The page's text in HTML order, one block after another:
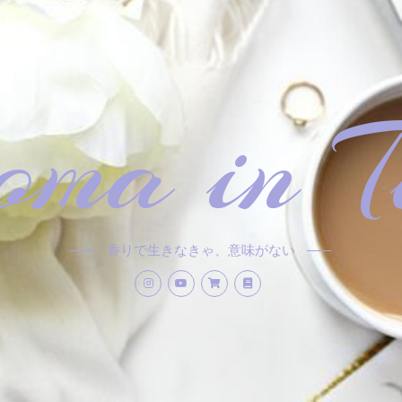
in
香りで生きなきゃ、意味がない